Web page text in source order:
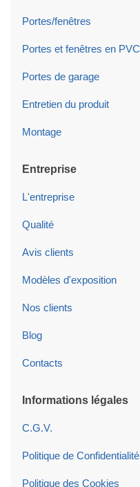
Portes/fenêtres
Portes et fenêtres en PVC
Portes de garage
Entretien du produit
Montage
Entreprise
L'entreprise
Qualité
Avis clients
Modèles d'exposition
Nos clients
Blog
Contacts
Informations légales
C.G.V.
Politique de Confidentialité
Politique des Cookies